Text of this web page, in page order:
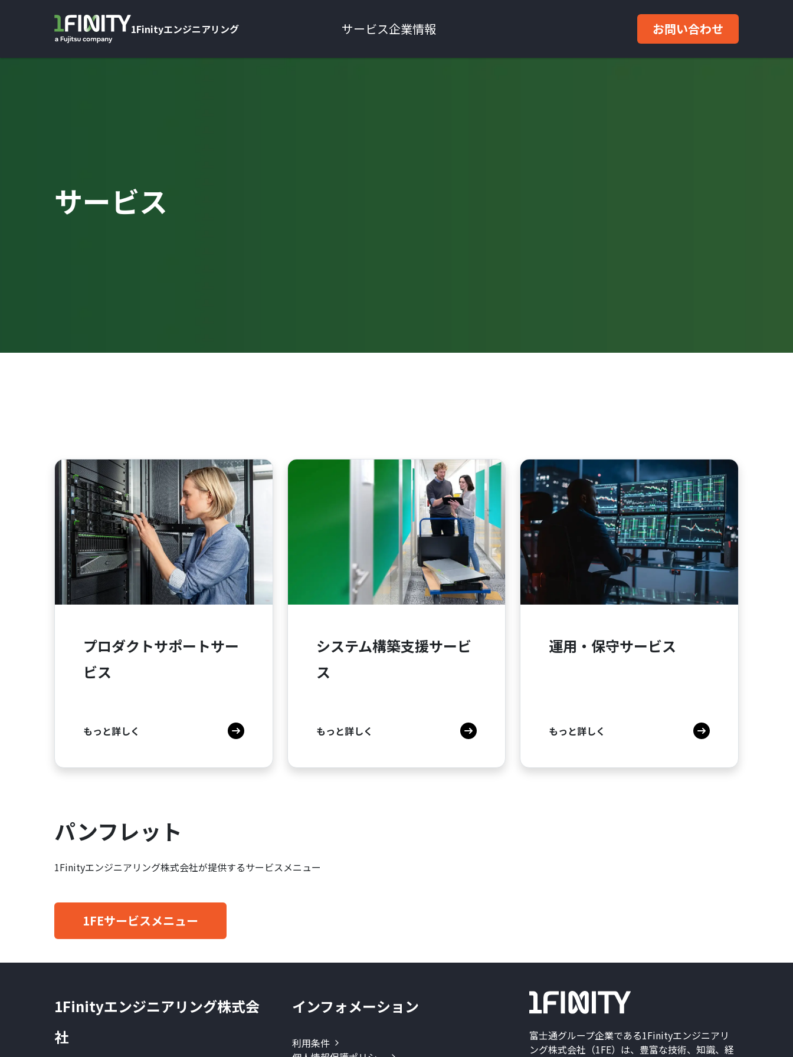
1Finityエンジニアリング サービス企業情報 お問い合わせ
サービス
プロダクトサポートサー
ビス
もっと詳しく
システム構築支援サービ
ス
もっと詳しく
運用・保守サービス
もっと詳しく
パンフレット
1Finityエンジニアリング株式会社が提供するサービスメニュー
1FEサービスメニュー
1Finityエンジニアリング株式会
社
インフォメーション
利用条件
富士通グループ企業である1Finityエンジニアリ
ング株式会社（1FE）は、豊富な技術、知識、経